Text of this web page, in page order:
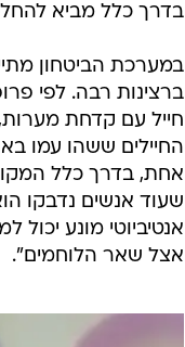
בדרך כלל מביא
במערכת הביטחון
ברצינות רבה. לפי
חייל עם קדחת
החיילים ששהו עמו
אחת, בדרך כלל
שעוד אנשים נדבקו
אנטיביוטי מונע
אצל שאר הלוחמים".